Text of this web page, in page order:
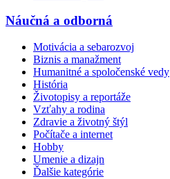
Náučná a odborná
Motivácia a sebarozvoj
Biznis a manažment
Humanitné a spoločenské vedy
História
Životopisy a reportáže
Vzťahy a rodina
Zdravie a životný štýl
Počítače a internet
Hobby
Umenie a dizajn
Ďalšie kategórie